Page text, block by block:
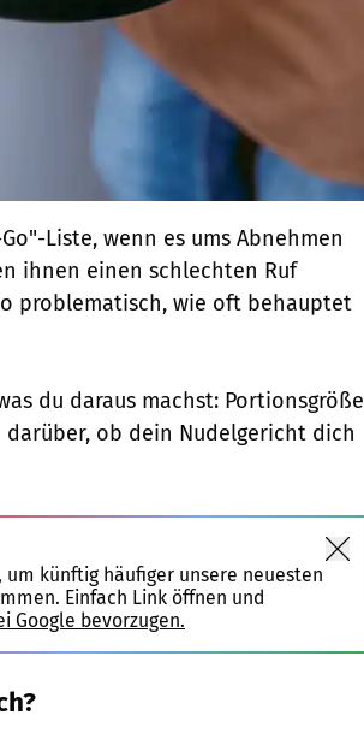
Liste, wenn es ums Abnehmen
ihnen einen schlechten Ruf
problematisch, wie oft behauptet
du daraus machst:
ob dein Nudelgericht dich
um künftig häufiger unsere neuesten
Einfach Link öffnen und
Google bevorzugen.